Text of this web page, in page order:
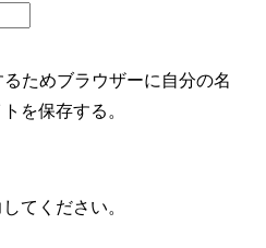
ためブラウザーに自分の名
を保存する。
てください。